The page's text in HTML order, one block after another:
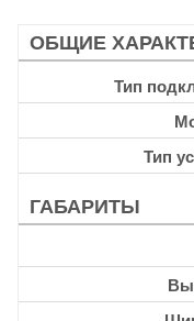
ОБЩИЕ
Тип
Тип
ГАБАРИТЫ